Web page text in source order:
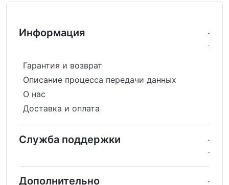
Информация
Гарантия и возврат
Описание процесса передачи данных
О нас
Доставка и оплата
Служба поддержки
Дополнительно